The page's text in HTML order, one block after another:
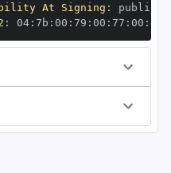
At Signing :
: 04: 7b : 00 : 79 : 00 : 77 : 00 : dd